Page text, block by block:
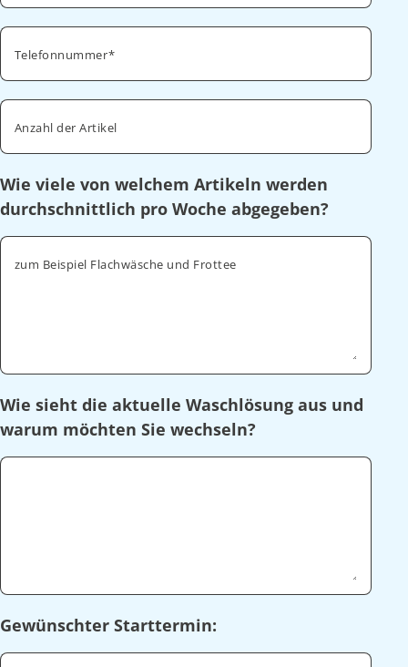
Telefonnummer
Anzahl der Artikel
Wie viele von welchem Artikeln werden
durchschnittlich pro Woche abgegeben?
zum Beispiel Flachwäsche und Frottee
Wie sieht die aktuelle Waschlösung aus und
warum möchten Sie wechseln?
Gewünschter Starttermin: